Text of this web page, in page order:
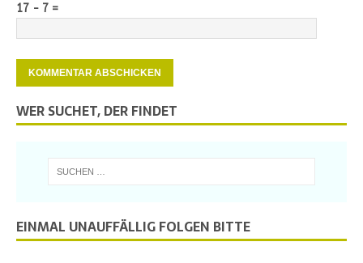
17 − 7 =
WER SUCHET, DER FINDET
EINMAL UNAUFFÄLLIG FOLGEN BITTE